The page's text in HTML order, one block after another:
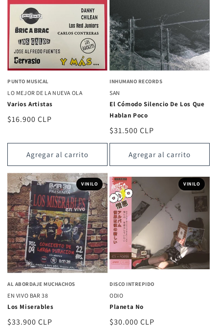
PUNTO MUSICAL
LO MEJOR DE LA NUEVA OLA
Varios Artistas
Precio
$16.900 CLP
Agregar al carrito
INHUMANO RECORDS
SAN
El Cómodo Silencio De Los Que
Hablan Poco
Precio
habitual
$31.500 CLP
Agregar al carrito
VINILO
AL ABORDAJE MUCHACHOS
EN VIVO BAR 38
Los Miserables
Precio
$33.900 CLP
VINILO
DISCO INTREPIDO
ODIO
Planeta No
Precio
$30.000 CLP